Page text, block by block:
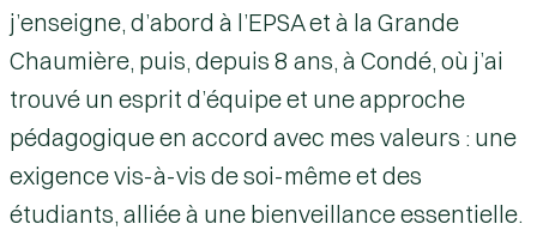
j’enseigne, d’abord à l’EPSA et à la Grande
Chaumière, puis, depuis 8 ans, à Condé, où j’ai
trouvé un esprit d’équipe et une approche
pédagogique en accord avec mes valeurs : une
exigence vis-à-vis de soi-même et des
étudiants, alliée à une bienveillance essentielle.